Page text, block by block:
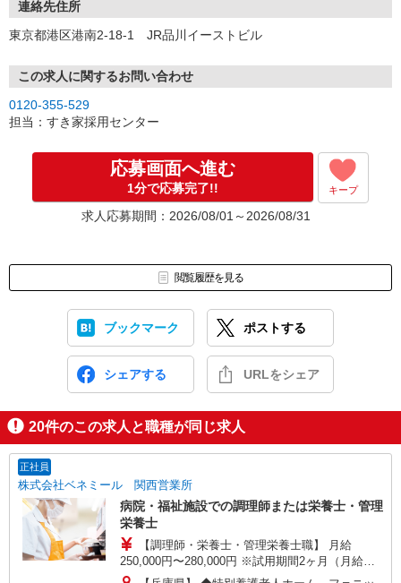
連絡先住所
東京都港区港南2-18-1 JR品川イーストビル
この求人に関するお問い合わせ
0120-355-529
担当：すき家採用センター
応募画面へ進む
1分で応募完了!! キープ
求人応募期間：2026/08/01～2026/08/31
閲覧履歴を見る
ブックマーク ポストする
シェアする URLをシェア
20件のこの求人と職種が同じ求人
正社員
株式会社ベネミール 関西営業所
病院・福祉施設での調理師または栄養士・管理
栄養士
【調理師・栄養士・管理栄養士職】 月給
250,000円〜280,000円 ※試用期間2ヶ月（月給
250,000円〜280,000円） ※給与幅は経験による